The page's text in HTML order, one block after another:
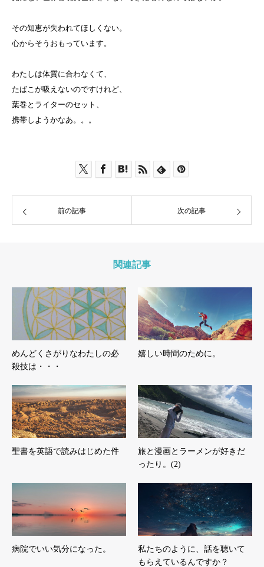
その知恵が失われてほしくない。
心からそうおもっています。
わたしは体質に合わなくて、
たばこが吸えないのですけれど、
葉巻とライターのセット、
携帯しようかなあ。。。
前の記事 次の記事
関連記事
めんどくさがりなわたしの必
殺技は・・・
嬉しい時間のために。
聖書を英語で読みはじめた件
旅と漫画とラーメンが好きだ
ったり。(2)
病院でいい気分になった。
私たちのように、話を聴いて
もらえているんですか？